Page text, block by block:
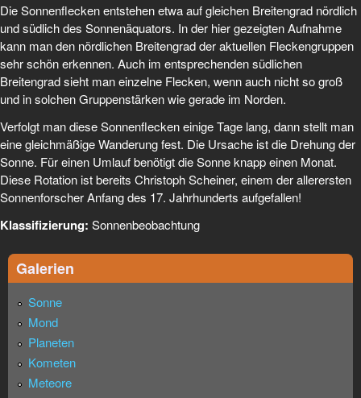
Die Sonnenflecken entstehen etwa auf gleichen Breitengrad nördlich
und südlich des Sonnenäquators. In der hier gezeigten Aufnahme
kann man den nördlichen Breitengrad der aktuellen Fleckengruppen
sehr schön erkennen. Auch im entsprechenden südlichen
Breitengrad sieht man einzelne Flecken, wenn auch nicht so groß
und in solchen Gruppenstärken wie gerade im Norden.
Verfolgt man diese Sonnenflecken einige Tage lang, dann stellt man
eine gleichmäßige Wanderung fest. Die Ursache ist die Drehung der
Sonne. Für einen Umlauf benötigt die Sonne knapp einen Monat.
Diese Rotation ist bereits Christoph Scheiner, einem der allerersten
Sonnenforscher Anfang des 17. Jahrhunderts aufgefallen!
Klassifizierung: Sonnenbeobachtung
Galerien
Sonne
Mond
Planeten
Kometen
Meteore